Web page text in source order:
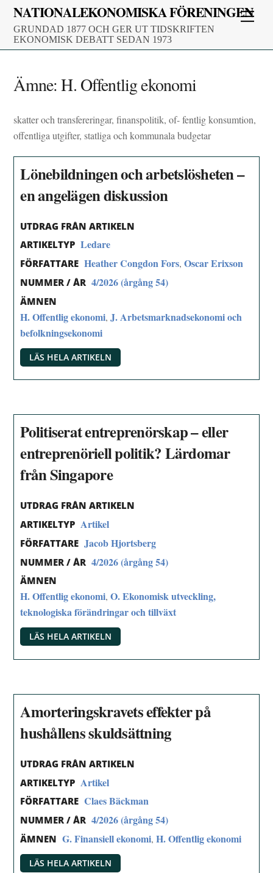
Skip
content
NATIONALEKONOMISKA FÖRENINGEN
GRUNDAD 1877 OCH GER UT TIDSKRIFTEN
EKONOMISK DEBATT SEDAN 1973
Ämne:H. Offentlig ekonomi
skatter och transfereringar, finanspolitik, of- fentlig konsumtion,
offentliga utgifter, statliga och kommunala budgetar
Lönebildningen och arbetslösheten –
en angelägen diskussion
UTDRAG FRÅN ARTIKELN
ARTIKELTYP Ledare
FÖRFATTARE Heather Congdon Fors,Oscar Erixson
NUMMER / ÅR 4/2026 (årgång 54)
ÄMNEN
H. Offentlig ekonomi,J. Arbetsmarknadsekonomi och
befolkningsekonomi
LÄS HELA ARTIKELN
Politiserat entreprenörskap – eller
entreprenöriell politik? Lärdomar
från Singapore
UTDRAG FRÅN ARTIKELN
ARTIKELTYP Artikel
FÖRFATTARE Jacob Hjortsberg
NUMMER / ÅR 4/2026 (årgång 54)
ÄMNEN
H. Offentlig ekonomi,O. Ekonomisk utveckling,
teknologiska förändringar och tillväxt
LÄS HELA ARTIKELN
Amorteringskravets effekter på
hushållens skuldsättning
UTDRAG FRÅN ARTIKELN
ARTIKELTYP Artikel
FÖRFATTARE Claes Bäckman
NUMMER / ÅR 4/2026 (årgång 54)
ÄMNEN G. Finansiell ekonomi,H. Offentlig ekonomi
LÄS HELA ARTIKELN